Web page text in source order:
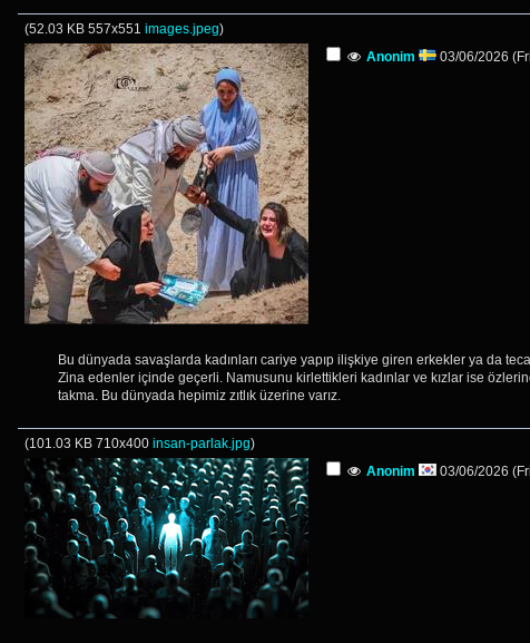
(52.03 KB 557x551 images.jpeg)
Anonim
03/06/2026
Bu dünyada savaşlarda kadınları cariye yapıp ilişkiye giren erkekler ya da
Zina edenler içinde geçerli. Namusunu kirlettikleri kadınlar ve kızlar ise
takma. Bu dünyada hepimiz zıtlık üzerine varız.
(101.03 KB 710x400 insan-parlak.jpg)
Anonim
03/06/2026